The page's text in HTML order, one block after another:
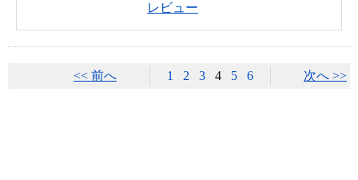
レビュー
次へ >>
1 2 3 4 5 6
<< 前へ